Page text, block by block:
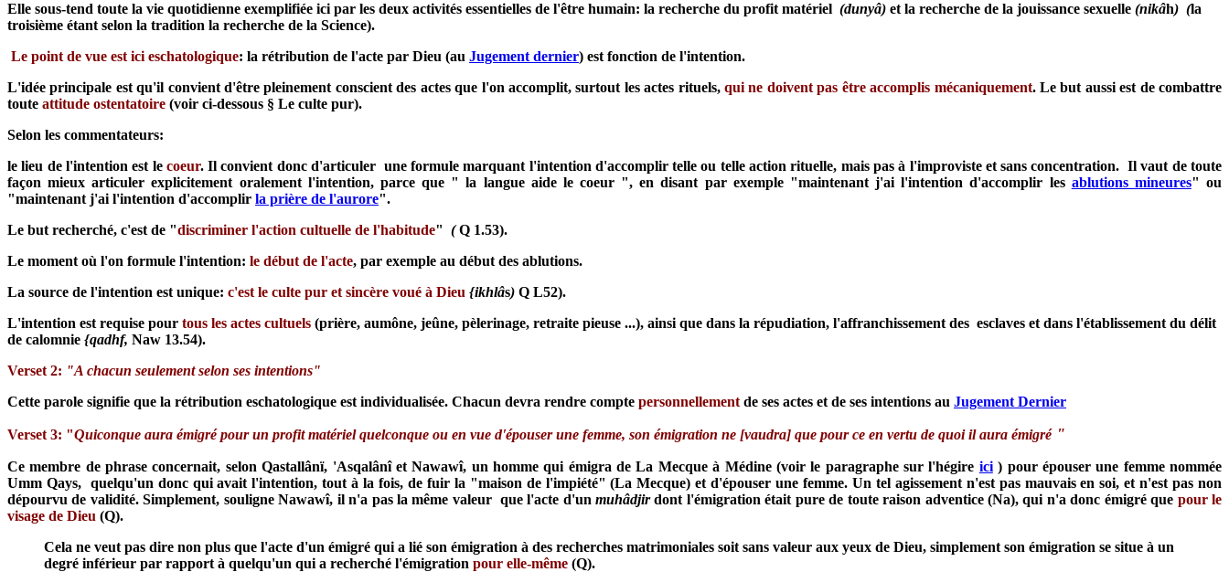
Elle sous-tend toute la vie quotidienne exemplifiée ici par les deux activités essentielles de l'être humain: la recherche du profit matériel (dunyâ) et la recherche de la jouissance sexuelle (nikâh) (la
troisième étant selon la tradition la recherche de la Science).
Le point de vue est ici eschatologique: la rétribution de l'acte par Dieu (au Jugement dernier) est fonction de l'intention.
L'idée principale est qu'il convient d'être pleinement conscient des actes que l'on accomplit, surtout les actes rituels,qui ne doivent pas être accomplis mécaniquement. Le but aussi est de combattre
toute attitude ostentatoire (voir ci-dessous § Le culte pur).
Selon les commentateurs:
le lieu de l'intention est le coeur. Il convient donc d'articuler une formule marquant l'intention d'accomplir telle ou telle action rituelle, mais pas à l'improviste et sans concentration. Il vaut de toute
façon mieux articuler explicitement oralement l'intention, parce que " la langue aide le coeur ", en disant par exemple "maintenant j'ai l'intention d'accomplir les ablutions mineures" ou
"maintenant j'ai l'intention d'accomplir la prière de l'aurore".
Le but recherché, c'est de "discriminer l'action cultuelle de l'habitude" (Q 1.53).
Le moment où l'on formule l'intention: le début de l'acte, par exemple au début des ablutions.
La source de l'intention est unique: c'est le culte pur et sincère voué à Dieu {ikhlâs) Q L52).
L'intention est requise pour tous les actes cultuels (prière, aumône, jeûne, pèlerinage, retraite pieuse ...), ainsi que dans la répudiation, l'affranchissement des esclaves et dans l'établissement du délit
de calomnie {qadhf, Naw 13.54).
Verset 2: "A chacun seulement selon ses intentions"
Cette parole signifie que la rétribution eschatologique est individualisée. Chacun devra rendre compte personnellement de ses actes et de ses intentions au Jugement Dernier
Verset 3: "Quiconque aura émigré pour un profit matériel quelconque ou en vue d'épouser une femme, son émigration ne [vaudra] que pour ce en vertu de quoi il aura émigré"
Ce membre de phrase concernait, selon Qastallânï, 'Asqalânî et Nawawî, un homme qui émigra de La Mecque à Médine (voir le paragraphe sur l'hégire ici) pour épouser une femme nommée
Umm Qays, quelqu'un donc qui avait l'intention, tout à la fois, de fuir la "maison de l'impiété" (La Mecque) et d'épouser une femme. Un tel agissement n'est pas mauvais en soi, et n'est pas non
dépourvu de validité. Simplement, souligne Nawawî, il n'a pas la même valeur que l'acte d'un muhâdjirdont l'émigration était pure de toute raison adventice (Na), qui n'a donc émigré que pour le
visage de Dieu (Q).
Cela ne veut pas dire non plus que l'acte d'un émigré qui a lié son émigration à des recherches matrimoniales soit sans valeur aux yeux de Dieu, simplement son émigration se situe à un
degré inférieur par rapport à quelqu'un qui a recherché l'émigration pour elle-même (Q).